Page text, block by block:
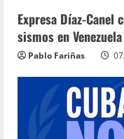
Expresa Díaz-Canel
sismos en Venezuela
Pablo Fariñas